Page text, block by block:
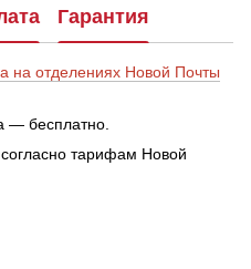
Гарантия
на отделениях Новой Почты
— бесплатно.
тарифам Новой